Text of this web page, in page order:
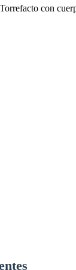
con